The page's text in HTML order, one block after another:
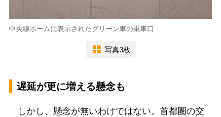
中央線ホームに表示されたグリーン車の乗車口
写真3枚
遅延が更に増える懸念も
しかし、懸念が無いわけではない。首都圏の交